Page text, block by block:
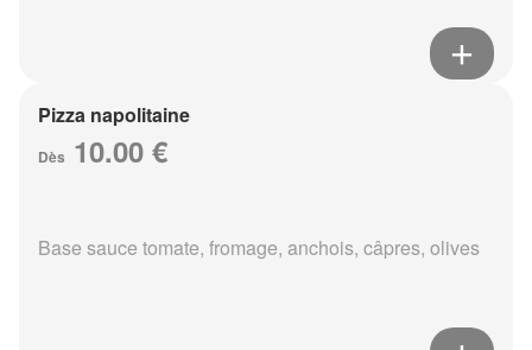
Pizza napolitaine
Dès 10.00 €
Base sauce tomate, fromage, anchois, câpres, olives